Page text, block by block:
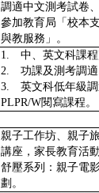
調適中文測考試卷
參加教育局「校本
與教服務」。
1. 中、英文科課程
2. 功課及測考調適
3. 英文科低年級調
PLPR/W閱寫課程。
親子工作坊、親子
講座，家長教育活
舒壓系列：親子電
劃。